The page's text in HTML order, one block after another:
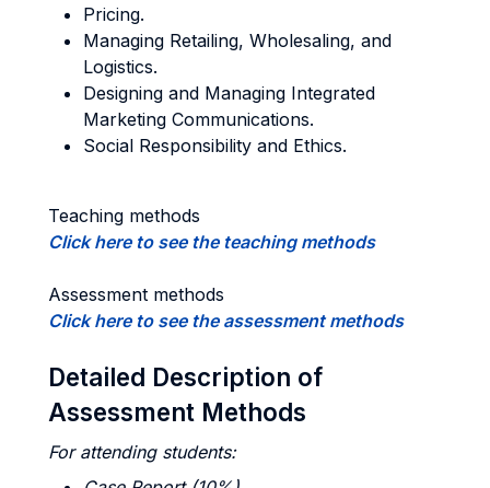
Pricing.
Managing Retailing, Wholesaling, and
Logistics.
Designing and Managing Integrated
Marketing Communications.
Social Responsibility and Ethics.
Teaching methods
Click here to see the teaching methods
Assessment methods
Click here to see the assessment methods
Detailed Description of
Assessment Methods
For attending students: